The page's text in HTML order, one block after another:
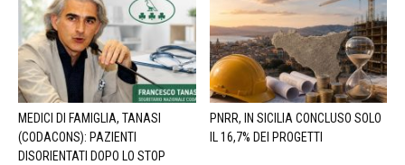
MEDICI DI FAMIGLIA, TANASI
(CODACONS): PAZIENTI
DISORIENTATI DOPO LO STOP
PNRR, IN SICILIA CONCLUSO SOLO
IL 16,7% DEI PROGETTI